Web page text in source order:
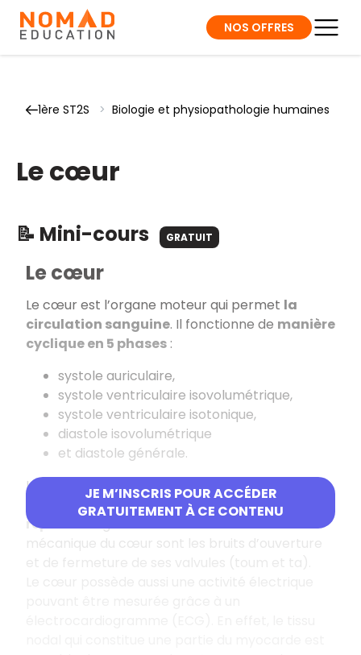
NOS OFFRES
1ère ST2S > Biologie et physiopathologie humaines
Le cœur
📝 Mini-cours GRATUIT
JE M’INSCRIS POUR ACCÉDER
GRATUITEMENT À CE CONTENU
Le cœur
Le cœur est l’organe moteur qui permet la
circulation sanguine. Il fonctionne de manière
cyclique en 5 phases :
systole auriculaire,
systole ventriculaire isovolumétrique,
systole ventriculaire isotonique,
diastole isovolumétrique
et diastole générale.
La fréquence cardiaque varie de 60 à 80
battements par minute chez un adulte au
repos
mécanique du cœur sont les bruits d’ouverture